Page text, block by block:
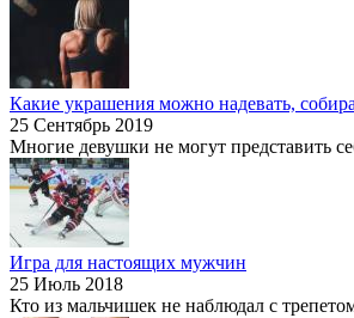
Какие украшения можно надевать,
25 Сентябрь 2019
Многие девушки не могут представить
Игра для настоящих мужчин
25 Июль 2018
Кто из мальчишек не наблюдал с